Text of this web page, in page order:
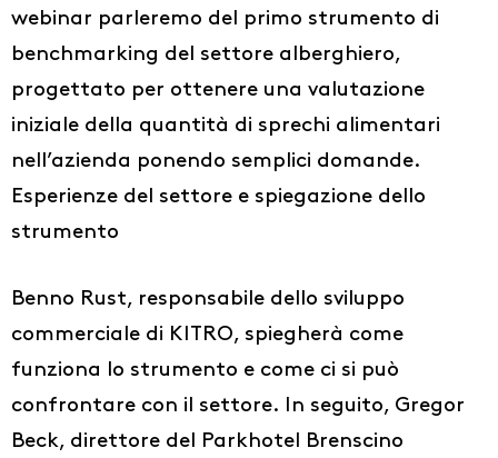
webinar parleremo del primo strumento di
benchmarking del settore alberghiero,
progettato per ottenere una valutazione
iniziale della quantità di sprechi alimentari
nell’azienda ponendo semplici domande.
Esperienze del settore e spiegazione dello
strumento
Benno Rust, responsabile dello sviluppo
commerciale di KITRO, spiegherà come
funziona lo strumento e come ci si può
confrontare con il settore. In seguito, Gregor
Beck, direttore del Parkhotel Brenscino
Idee